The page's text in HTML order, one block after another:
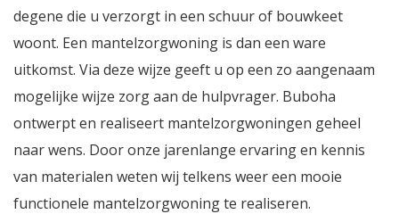
degene die u verzorgt in een schuur of bouwkeet
woont. Een mantelzorgwoning is dan een ware
uitkomst. Via deze wijze geeft u op een zo aangenaam
mogelijke wijze zorg aan de hulpvrager. Buboha
ontwerpt en realiseert mantelzorgwoningen geheel
naar wens. Door onze jarenlange ervaring en kennis
van materialen weten wij telkens weer een mooie
functionele mantelzorgwoning te realiseren.